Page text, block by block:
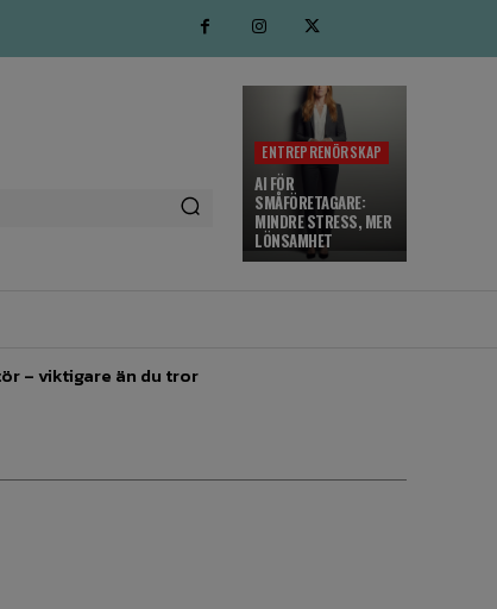
ENTREPRENÖRSKAP
AI FÖR
SMÅFÖRETAGARE:
MINDRE STRESS, MER
LÖNSAMHET
– viktigare än du tror